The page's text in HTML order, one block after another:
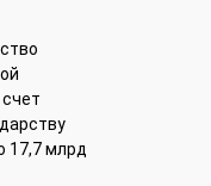
17,7 млрд